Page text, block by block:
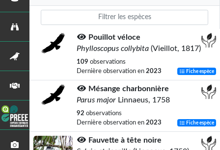
Pouillot véloce
Phylloscopus collybita (Vieillot, 1817)
109 observations
Dernière observation en 2023 Fiche espèce
Mésange charbonnière
Parus major Linnaeus, 1758
92 observations
Dernière observation en 2023 Fiche espèce
Fauvette à tête noire